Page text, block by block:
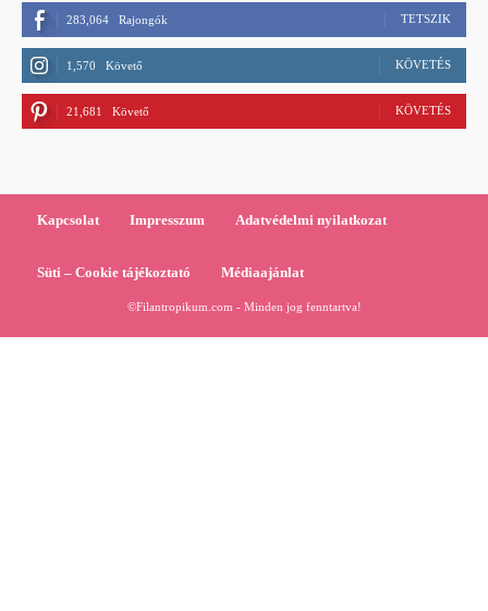
283,064 Rajongók TETSZIK
1,570 Követő KÖVETÉS
21,681 Követő KÖVETÉS
Kapcsolat Impresszum Adatvédelmi nyilatkozat
Süti – Cookie tájékoztató Médiaajánlat
©Filantropikum.com - Minden jog fenntartva!